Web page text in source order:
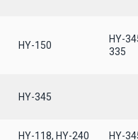
HY-150
HY-
335
ΗΥ-345
ΗΥ-118, ΗΥ-240 ΗΥ-